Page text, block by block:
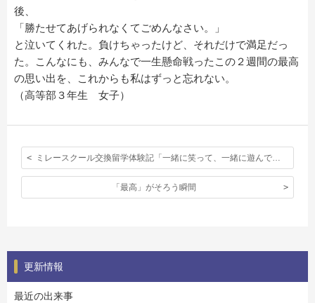
後、
「勝たせてあげられなくてごめんなさい。」
と泣いてくれた。負けちゃったけど、それだけで満足だっ
た。こんなにも、みんなで一生懸命戦ったこの２週間の最高
の思い出を、これからも私はずっと忘れない。
（高等部３年生 女子）
「最高」がそろう瞬間
更新情報
最近の出来事